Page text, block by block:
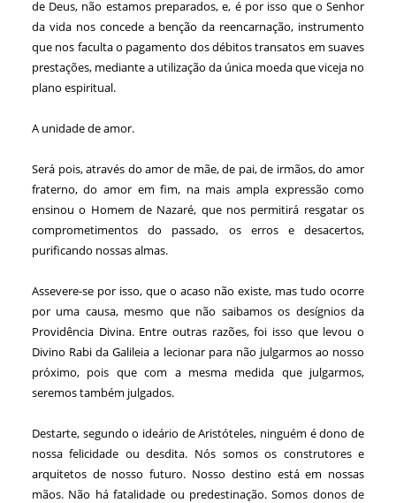
de Deus, não estamos preparados, e, é por isso que o Senhor
da vida nos concede a benção da reencarnação, instrumento
que nos faculta o pagamento dos débitos transatos em suaves
prestações, mediante a utilização da única moeda que viceja no
plano espiritual.
A unidade de amor.
Será pois, através do amor de mãe, de pai, de irmãos, do amor
fraterno, do amor em fim, na mais ampla expressão como
ensinou o Homem de Nazaré, que nos permitirá resgatar os
comprometimentos do passado, os erros e desacertos,
purificando nossas almas.
Assevere-se por isso, que o acaso não existe, mas tudo ocorre
por uma causa, mesmo que não saibamos os desígnios da
Providência Divina. Entre outras razões, foi isso que levou o
Divino Rabi da Galileia a lecionar para não julgarmos ao nosso
próximo, pois que com a mesma medida que julgarmos,
seremos também julgados.
Destarte, segundo o ideário de Aristóteles, ninguém é dono de
nossa felicidade ou desdita. Nós somos os construtores e
arquitetos de nosso futuro. Nosso destino está em nossas
mãos. Não há fatalidade ou predestinação. Somos donos de